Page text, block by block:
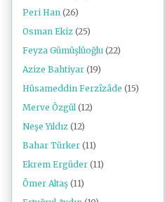
Peri Han (26)
Osman Ekiz (25)
Feyza Gümüşlüoğlu (22)
Azize Bahtiyar (19)
Hüsameddin Ferzîzâde (15)
Merve Özgül (12)
Neşe Yıldız (12)
Bahar Türker (11)
Ekrem Ergüder (11)
Ömer Altaş (11)